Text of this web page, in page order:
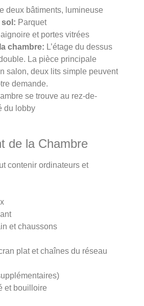
deux bâtiments, lumineuse
sol: Parquet
et portes vitrées
chambre: L’étage du dessus
La pièce principale
salon, deux lits simple peuvent
demande.
se trouve au rez-de-
du lobby
de la Chambre
contenir ordinateurs et
et chaussons
plat et chaînes du réseau
et bouilloire